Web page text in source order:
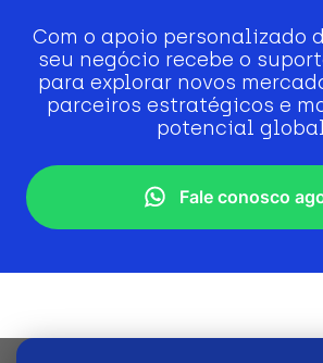
Com o apoio personalizado
seu negócio recebe o
para explorar novos
parceiros estratégicos e
potencial
Fale conosco